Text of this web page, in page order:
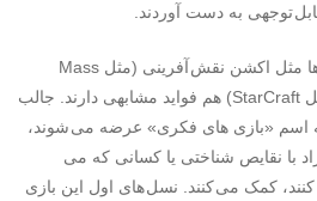
توجهی به دست آوردند.
برخی از سبک های دیگر بازی ها مثل اکشن نقش آفرینی (مثل Mass
Effect) و استراتژیک زنده (مثل StarCraft) هم فواید مشابهی دارند. جالب
اسم «بازی های فکری» عرضه می شوند،
با نقایص شناختی یا کسانی که می
کمک می کنند. نسل های اول این بازی